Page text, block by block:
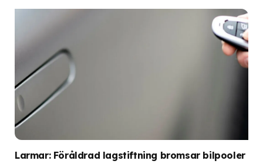
Larmar: Föråldrad lagstiftning bromsar bilpooler